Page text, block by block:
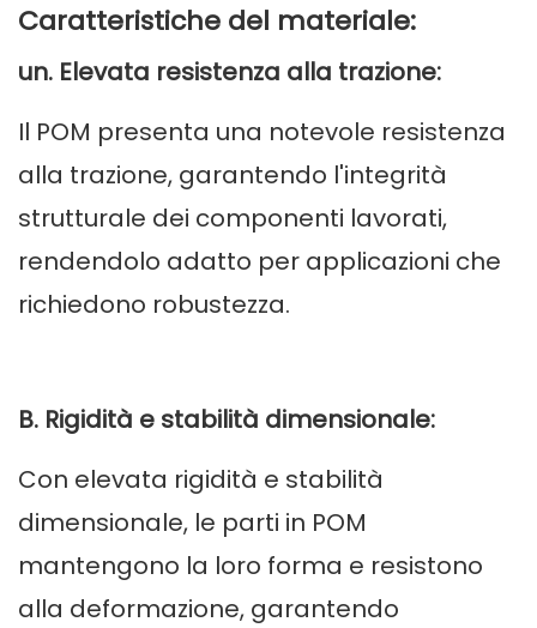
Caratteristiche del materiale:
un. Elevata resistenza alla trazione:
Il POM presenta una notevole resistenza
alla trazione, garantendo l'integrità
strutturale dei componenti lavorati,
rendendolo adatto per applicazioni che
richiedono robustezza.
B. Rigidità e stabilità dimensionale:
Con elevata rigidità e stabilità
dimensionale, le parti in POM
mantengono la loro forma e resistono
alla deformazione, garantendo